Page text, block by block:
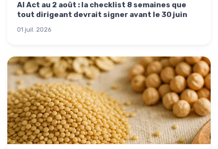
AI Act au 2 août : la checklist 8 semaines que
tout dirigeant devrait signer avant le 30 juin
01 juil. 2026